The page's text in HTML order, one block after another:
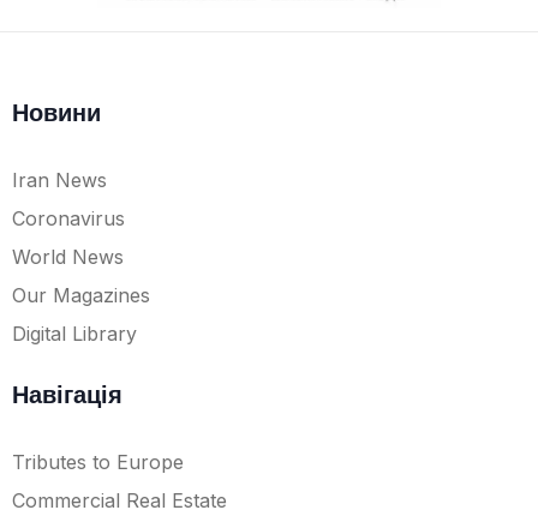
Новини
Iran News
Coronavirus
World News
Our Magazines
Digital Library
Навігація
Tributes to Europe
Commercial Real Estate